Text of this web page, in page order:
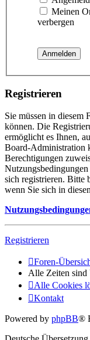
Meinen
verbergen
Registrieren
Sie müssen in diesem
können. Die
ermöglicht es Ihnen,
Board-Administration
Berechtigungen
sich registrieren. Bitte
wenn Sie sich in
Registrieren
Foren-
Alle Zeiten sind
Alle Cookies
Kontakt
Powered by phpBB®